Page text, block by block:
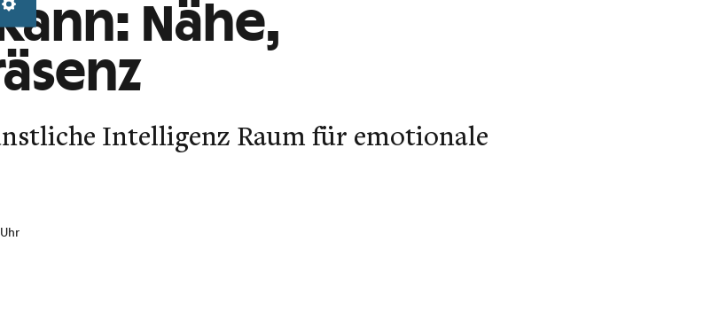
Settings
Nähe,
Intelligenz Raum für emotionale